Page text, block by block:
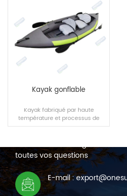
Kayak gonflable
Kayak fabriqué par haute
température et processus de
couture.
LIRE LA SUITE
NOUS CONTACTER
Nous sommes en ligne 7*24
toutes vos questions
E-mail :